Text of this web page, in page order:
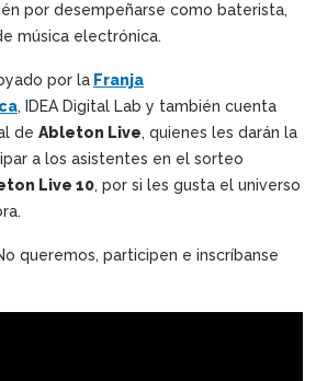
por desempeñarse como baterista,
música electrónica.
por la Franja
, IDEA Digital Lab y también cuenta
de Ableton Live, quienes les darán la
a los asistentes en el sorteo
Live 10, por si les gusta el universo
queremos, participen e inscríbanse